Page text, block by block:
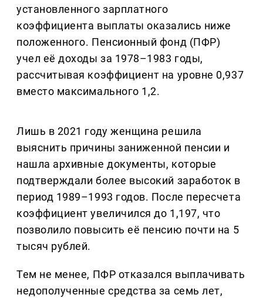
установленного зарплатного
коэффициента выплаты оказались ниже
положенного. Пенсионный фонд (ПФР)
учел её доходы за 1978–1983 годы,
рассчитывая коэффициент на уровне 0,937
вместо максимального 1,2.
Лишь в 2021 году женщина решила
выяснить причины заниженной пенсии и
нашла архивные документы, которые
подтверждали более высокий заработок в
период 1989–1993 годов. После пересчета
коэффициент увеличился до 1,197, что
позволило повысить её пенсию почти на 5
тысяч рублей.
Тем не менее, ПФР отказался выплачивать
недополученные средства за семь лет,